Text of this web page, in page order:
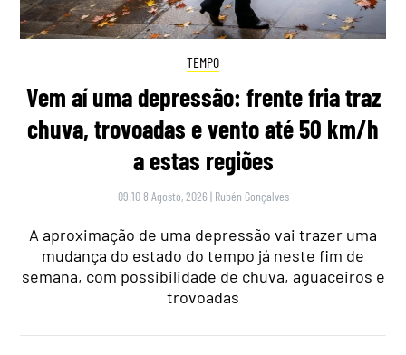
TEMPO
Vem aí uma depressão: frente fria traz
chuva, trovoadas e vento até 50 km/h
a estas regiões
09:10 8 Agosto, 2026 | Rubén Gonçalves
A aproximação de uma depressão vai trazer uma
mudança do estado do tempo já neste fim de
semana, com possibilidade de chuva, aguaceiros e
trovoadas